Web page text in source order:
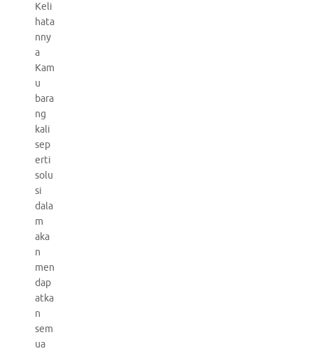
Keli
hata
nny
a
Kam
u
bara
ng
kali
sep
erti
solu
si
dala
m
aka
n
men
dap
atka
n
sem
ua